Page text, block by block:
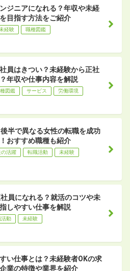
ジニアになれる？年収や未経
目指す方法をご紹介
経験 職種図鑑
員はきつい？未経験から正社
年収や仕事内容を解説
図鑑 サービス 労働環境
半で異なる女性の転職を成功
おすすめ職種も紹介
の活躍 転職活動 未経験
員になれる？就活のコツや未
しやすい仕事を解説
活動 未経験
い仕事とは？未経験者OKの求
業の特徴や業界を紹介